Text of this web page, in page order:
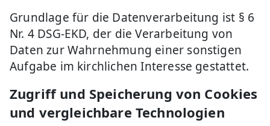
Grundlage für die Datenverarbeitung ist § 6
Nr. 4 DSG-EKD, der die Verarbeitung von
Daten zur Wahrnehmung einer sonstigen
Aufgabe im kirchlichen Interesse gestattet.
Zugriff und Speicherung von Cookies
und vergleichbare Technologien